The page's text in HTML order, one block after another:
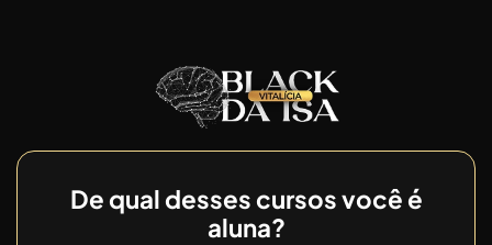
De qual desses cursos você é
aluna?